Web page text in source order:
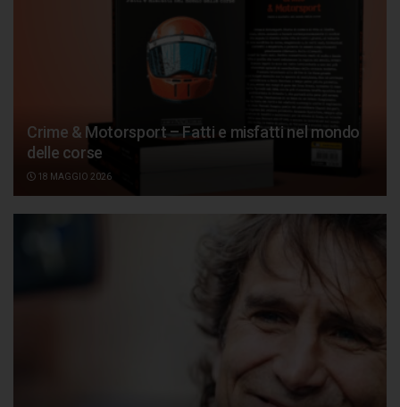
Crime & Motorsport – Fatti e misfatti nel mondo
delle corse
18 MAGGIO 2026